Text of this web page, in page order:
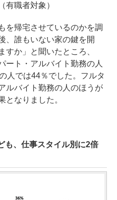
有職者対象）
を帰宅させているのかを調
、誰もいない家の鍵を開
すか」と聞いたところ、
ート・アルバイト勤務の人
人では44％でした。フルタ
ルバイト勤務の人のほうが
となりました。
も、仕事スタイル別に2倍